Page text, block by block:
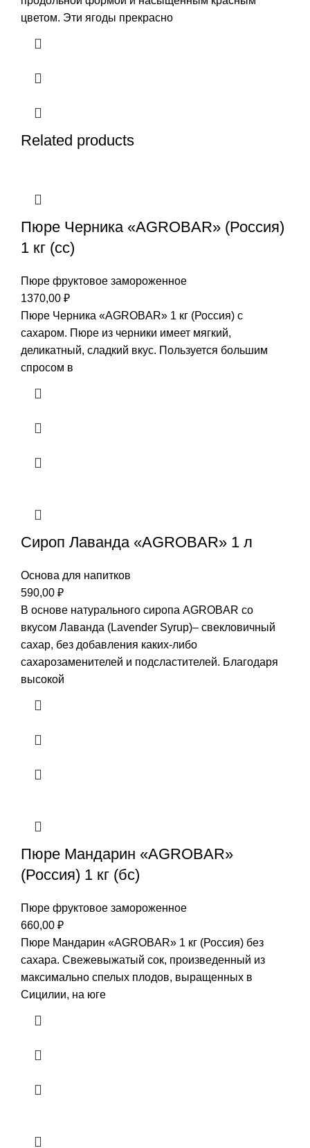
цветом. Эти ягоды прекрасно
Related products
Пюре Черника «AGROBAR» (Россия)
1 кг (сс)
Пюре фруктовое замороженное
1370,00 ₽
Пюре Черника «AGROBAR» 1 кг (Россия) с
сахаром. Пюре из черники имеет мягкий,
деликатный, сладкий вкус. Пользуется большим
спросом в
Сироп Лаванда «AGROBAR» 1 л
Основа для напитков
590,00 ₽
В основе натурального сиропа AGROBAR со
вкусом Лаванда (Lavender Syrup)– свекловичный
сахар, без добавления каких-либо
сахарозаменителей и подсластителей. Благодаря
высокой
Пюре Мандарин «AGROBAR»
(Россия) 1 кг (бс)
Пюре фруктовое замороженное
660,00 ₽
Пюре Мандарин «AGROBAR» 1 кг (Россия) без
сахара. Свежевыжатый сок, произведенный из
максимально спелых плодов, выращенных в
Сицилии, на юге